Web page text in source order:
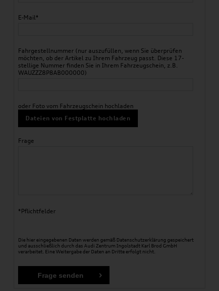
E-Mail*
Fahrgestellnummer (nur auszufüllen, wenn Sie überprüfen
möchten, ob der Artikel zu Ihrem Fahrzeug passt. Diese 17-
stellige Nummer finden Sie in Ihrem Fahrzeugschein, z.B.
WAUZZZ8P8AB000000)
oder Foto vom Fahrzeugschein hochladen
Dateien von Festplatte hochladen
Frage
*Pflichtfelder
Die hier eingegebenen Daten werden gemäß Datenschutzerklärung gespeichert
und ausschließlich durch das Audi Zentrum Ingolstadt Karl Brod GmbH
verarbeitet. Eine Weitergabe der Daten an Dritte erfolgt nicht.